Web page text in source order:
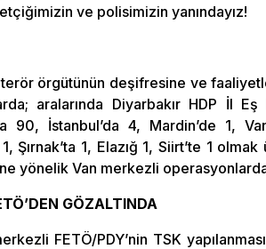
ve polisimizin yanındayız!
terör örgütünün deşifresine ve
aralarında Diyarbakır HDP İl
90, İstanbul’da 4, Mardin’de 1,
1, Şırnak’ta 1, Elazığ 1, Siirt’te 1
yönelik Van merkezli
GÖZALTINDA
FETÖ/PDY’nin TSK